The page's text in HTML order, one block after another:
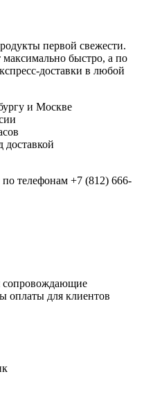
первой свежести.
быстро, а по
доставки в любой
и Москве
доставкой
телефонам +7 (812) 666-
сопровождающие
оплаты для клиентов